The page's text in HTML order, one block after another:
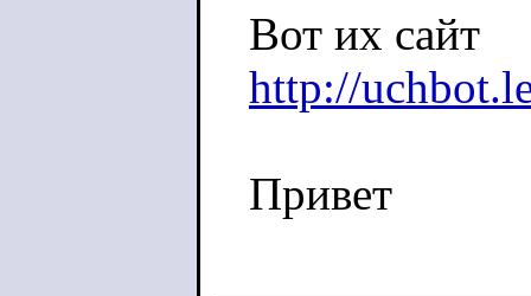
Вот их сайт
http://
Привет